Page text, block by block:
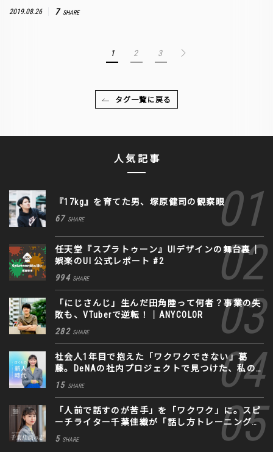
2019.08.26 7 SHARE
1 2 3
タグ一覧に戻る
人気記事
『17kg』を育てた男、塚原健司の観察眼
67 SHARE
任天堂『スプラトゥーン』UIデザインの舞台裏｜
娯楽のUI 公式レポート #2
994 SHARE
「にじさんじ」生んだ田角陸って何者？事業の失
敗も、VTuberで逆転！｜ANYCOLOR
282 SHARE
社会人1年目で抱えた「ワクワクできない」葛
藤。DeNAの社内プロジェクトで見つけた、私の
生きる道
15 SHARE
「人前で話すのが苦手」を「ワクワク」に。スピ
ーチライター千葉佳織が「話し方トレーニング」
に込めた思い
5 SHARE